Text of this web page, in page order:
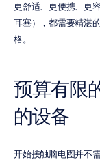
更舒适、更便携、更
耳塞），都需要精湛
格。
预算有限
的设备
开始接触脑电图并不